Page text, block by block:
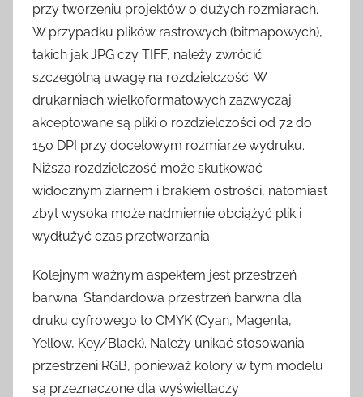
przy tworzeniu projektów o dużych rozmiarach.
W przypadku plików rastrowych (bitmapowych),
takich jak JPG czy TIFF, należy zwrócić
szczególną uwagę na rozdzielczość. W
drukarniach wielkoformatowych zazwyczaj
akceptowane są pliki o rozdzielczości od 72 do
150 DPI przy docelowym rozmiarze wydruku.
Niższa rozdzielczość może skutkować
widocznym ziarnem i brakiem ostrości, natomiast
zbyt wysoka może nadmiernie obciążyć plik i
wydłużyć czas przetwarzania.
Kolejnym ważnym aspektem jest przestrzeń
barwna. Standardowa przestrzeń barwna dla
druku cyfrowego to CMYK (Cyan, Magenta,
Yellow, Key/Black). Należy unikać stosowania
przestrzeni RGB, ponieważ kolory w tym modelu
są przeznaczone dla wyświetlaczy